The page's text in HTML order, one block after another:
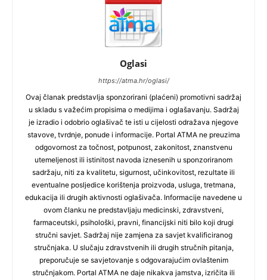
Oglasi
https://atma.hr/oglasi/
Ovaj članak predstavlja sponzorirani (plaćeni) promotivni sadržaj
u skladu s važećim propisima o medijima i oglašavanju. Sadržaj
je izradio i odobrio oglašivač te isti u cijelosti odražava njegove
stavove, tvrdnje, ponude i informacije. Portal ATMA ne preuzima
odgovornost za točnost, potpunost, zakonitost, znanstvenu
utemeljenost ili istinitost navoda iznesenih u sponzoriranom
sadržaju, niti za kvalitetu, sigurnost, učinkovitost, rezultate ili
eventualne posljedice korištenja proizvoda, usluga, tretmana,
edukacija ili drugih aktivnosti oglašivača. Informacije navedene u
ovom članku ne predstavljaju medicinski, zdravstveni,
farmaceutski, psihološki, pravni, financijski niti bilo koji drugi
stručni savjet. Sadržaj nije zamjena za savjet kvalificiranog
stručnjaka. U slučaju zdravstvenih ili drugih stručnih pitanja,
preporučuje se savjetovanje s odgovarajućim ovlaštenim
stručnjakom. Portal ATMA ne daje nikakva jamstva, izričita ili